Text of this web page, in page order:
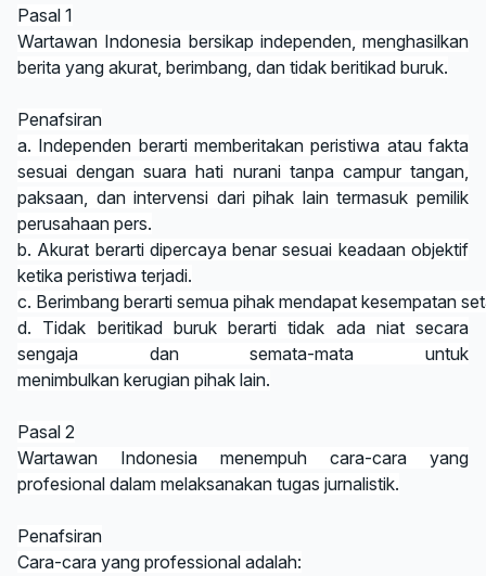
Pasal 1
Wartawan Indonesia bersikap independen, menghasilkan
berita yang akurat, berimbang, dan tidak beritikad buruk.
Penafsiran
a. Independen berarti memberitakan peristiwa atau fakta
sesuai dengan suara hati nurani tanpa campur tangan,
paksaan, dan intervensi dari pihak lain termasuk pemilik
perusahaan pers.
b. Akurat berarti dipercaya benar sesuai keadaan objektif
ketika peristiwa terjadi.
c. Berimbang berarti semua pihak mendapat kesempatan
d. Tidak beritikad buruk berarti tidak ada niat secara
sengaja dan semata-mata untuk
menimbulkan kerugian pihak lain.
Pasal 2
Wartawan Indonesia menempuh cara-cara yang
profesional dalam melaksanakan tugas jurnalistik.
Penafsiran
Cara-cara yang professional adalah: